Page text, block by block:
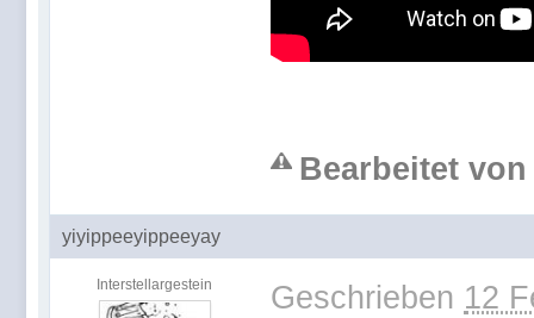
Bearbeitet von
yiyippeeyippeeyay
Interstellargestein Geschrieben 12